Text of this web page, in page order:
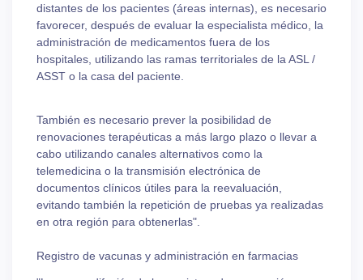
distantes de los pacientes (áreas internas), es necesario
favorecer, después de evaluar la especialista médico, la
administración de medicamentos fuera de los
hospitales, utilizando las ramas territoriales de la ASL /
ASST o la casa del paciente.
También es necesario prever la posibilidad de
renovaciones terapéuticas a más largo plazo o llevar a
cabo utilizando canales alternativos como la
telemedicina o la transmisión electrónica de
documentos clínicos útiles para la reevaluación,
evitando también la repetición de pruebas ya realizadas
en otra región para obtenerlas".
Registro de vacunas y administración en farmacias